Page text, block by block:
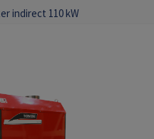
indirect 110 kW